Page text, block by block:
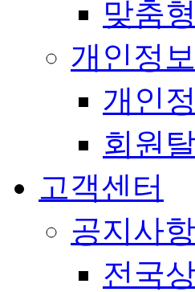
맞춤
개인정
개인
회원
고객센터
공지사항
전국